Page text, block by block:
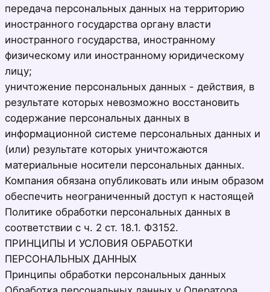
передача персональных данных на территорию
иностранного государства органу власти
иностранного государства, иностранному
физическому или иностранному юридическому
лицу;
уничтожение персональных данных - действия, в
результате которых невозможно восстановить
содержание персональных данных в
информационной системе персональных данных и
(или) результате которых уничтожаются
материальные носители персональных данных.
Компания обязана опубликовать или иным образом
обеспечить неограниченный доступ к настоящей
Политике обработки персональных данных в
соответствии с ч. 2 ст. 18.1. ФЗ152.
ПРИНЦИПЫ И УСЛОВИЯ ОБРАБОТКИ
ПЕРСОНАЛЬНЫХ ДАННЫХ
Принципы обработки персональных данных